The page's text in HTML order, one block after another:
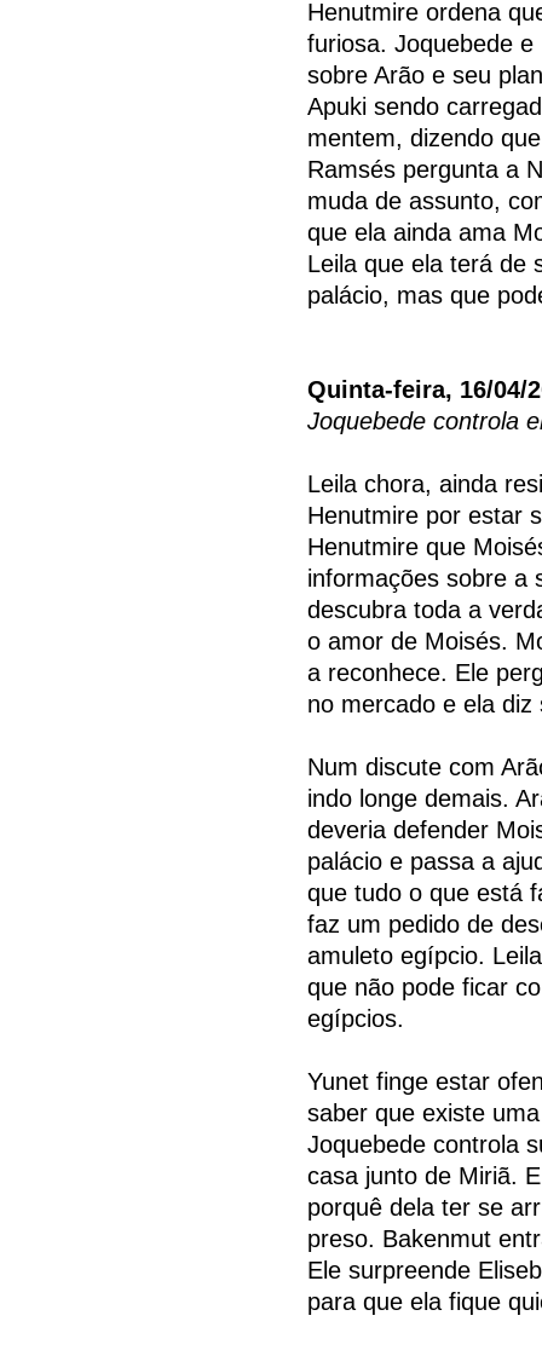
Henutmire ordena
furiosa. Joquebede
sobre Arão e seu
Apuki sendo
mentem, dizendo
Ramsés pergunta a
muda de assunto,
que ela ainda ama
Leila que ela terá de
palácio, mas que
Quinta-feira, 16/04/
Joquebede controla
Leila chora, ainda
Henutmire por estar
Henutmire que
informações sobre a
descubra toda a
o amor de Moisés.
a reconhece. Ele
no mercado e ela
Num discute com
indo longe demais.
deveria defender
palácio e passa a
que tudo o que está
faz um pedido de
amuleto egípcio.
que não pode ficar
egípcios.
Yunet finge estar
saber que existe
Joquebede controla
casa junto de Miriã.
porquê dela ter se
preso. Bakenmut
Ele surpreende
para que ela fique